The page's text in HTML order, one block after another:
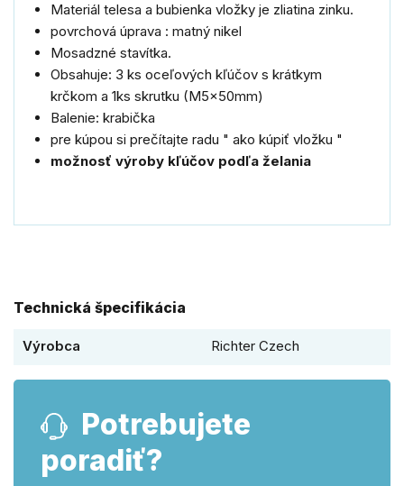
Materiál telesa a bubienka vložky je zliatina zinku.
povrchová úprava : matný nikel
Mosadzné stavítka.
Obsahuje: 3 ks oceľových kľúčov s krátkym
krčkom a 1ks skrutku (M5x50mm)
Balenie: krabička
pre kúpou si prečítajte radu " ako kúpiť vložku "
možnosť výroby kľúčov podľa želania
Technická špecifikácia
Výrobca Richter Czech
Potrebujete
poradiť?